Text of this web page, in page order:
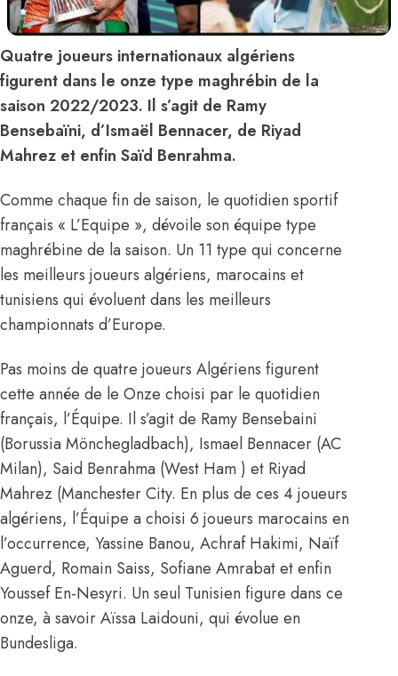
Quatre joueurs internationaux algériens
figurent dans le onze type maghrébin de la
saison 2022/2023. Il s’agit de Ramy
Bensebaïni, d’Ismaël Bennacer, de Riyad
Mahrez et enfin Saïd Benrahma.
Comme chaque fin de saison, le quotidien sportif
français « L’Equipe », dévoile son équipe type
maghrébine de la saison. Un 11 type qui concerne
les meilleurs joueurs algériens, marocains et
tunisiens qui évoluent dans les meilleurs
championnats d’Europe.
Pas moins de quatre joueurs Algériens figurent
cette année de le Onze choisi par le quotidien
français, l’Équipe. Il s’agit de Ramy Bensebaini
(Borussia Mönchegladbach), Ismael Bennacer (AC
Milan), Said Benrahma (West Ham ) et Riyad
Mahrez (Manchester City. En plus de ces 4 joueurs
algériens, l’Équipe a choisi 6 joueurs marocains en
l’occurrence, Yassine Banou, Achraf Hakimi, Naïf
Aguerd, Romain Saiss, Sofiane Amrabat et enfin
Youssef En-Nesyri. Un seul Tunisien figure dans ce
onze, à savoir Aïssa Laidouni, qui évolue en
Bundesliga.